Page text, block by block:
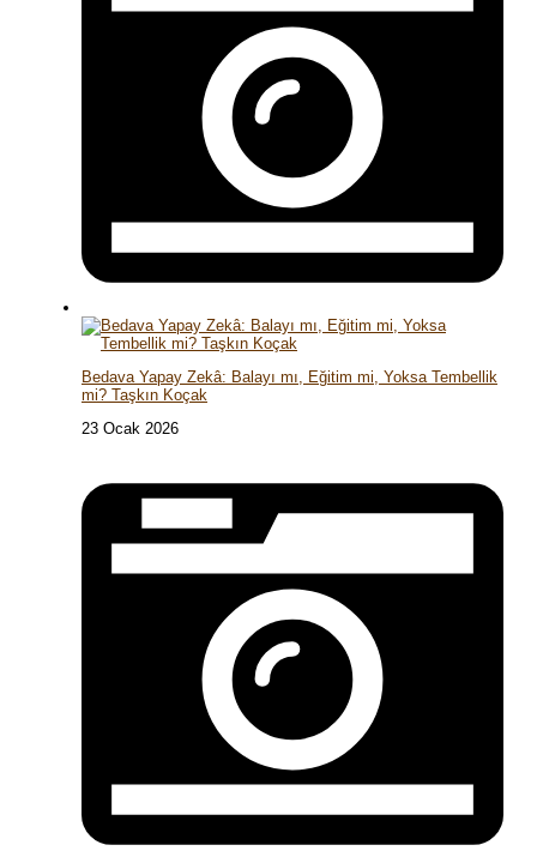
Bedava Yapay Zekâ: Balayı mı, Eğitim mi, Yoksa Tembellik
mi? Taşkın Koçak
23 Ocak 2026